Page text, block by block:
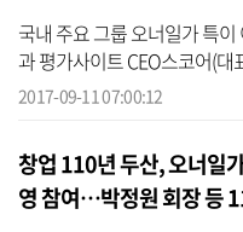
국내 주요 그룹 오너일가 특
과 평가사이트 CEO스코어(
가 중 직원을 건너뛰고 임원에
2017-09-11 07:00:12
창업 110년 두산, 오너일
영 참여…박정원 회장 등